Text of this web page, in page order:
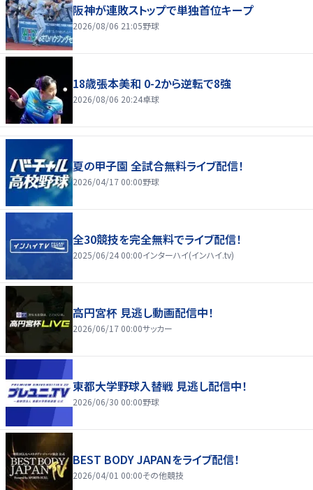
阪神が連敗ストップで単独首位キープ
2026/08/06 21:05野球
18歳張本美和 0-2から逆転で8強
2026/08/06 20:24卓球
夏の甲子園 全試合無料ライブ配信！
2026/04/17 00:00野球
全30競技を完全無料でライブ配信！
2025/06/24 00:00インターハイ(インハイ.tv)
高円宮杯 見逃し動画配信中！
2026/06/17 00:00サッカー
東都大学野球入替戦 見逃し配信中！
2026/06/30 00:00野球
BEST BODY JAPANをライブ配信！
2026/04/01 00:00その他競技